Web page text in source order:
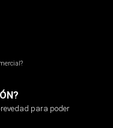
para poder